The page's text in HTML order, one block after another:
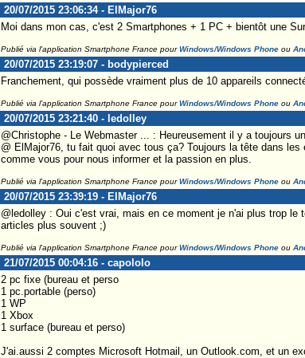
20/07/2015 23:06:34 - ElMajor76
Moi dans mon cas, c'est 2 Smartphones + 1 PC + bientôt une
Publié via l'application Smartphone France pourWindows/Windows Phoneou
20/07/2015 23:19:07 - bodypierced
Franchement, qui possède vraiment plus de 10 appareils
Publié via l'application Smartphone France pourWindows/Windows Phoneou
20/07/2015 23:21:40 - ledolley
@Christophe - Le Webmaster ... : Heureusement il y a toujours
@ ElMajor76, tu fait quoi avec tous ça? Toujours la tête dans
comme vous pour nous informer et la passion en plus.
Publié via l'application Smartphone France pourWindows/Windows Phoneou
20/07/2015 23:39:19 - ElMajor76
@ledolley : Oui c'est vrai, mais en ce moment je n'ai plus trop
articles plus souvent ;)
Publié via l'application Smartphone France pourWindows/Windows Phoneou
21/07/2015 00:04:16 - capololo
2 pc fixe (bureau et perso
1 pc.portable (perso)
1 WP
1 Xbox
1 surface (bureau et perso)
J'ai.aussi 2 comptes Microsoft Hotmail, un Outlook.com, et un